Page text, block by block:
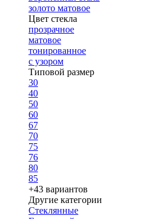
золото матовое
Цвет стекла
прозрачное
матовое
тонированное
с узором
Типовой размер
30
40
50
60
67
70
75
76
80
85
+43 вариантов
Другие категории
Стеклянные